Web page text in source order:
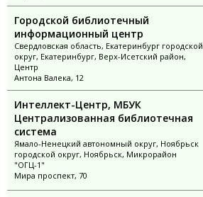
Городской библиотечный
информационный центр
Свердловская область, Екатеринбург городской
округ, Екатеринбург, Верх-Исетский район,
Центр
Антона Валека, 12
Интеллект-Центр, МБУК
Централизованная библиотечная
система
Ямало-Ненецкий автономный округ, Ноябрьск
городской округ, Ноябрьск, Микрорайон
"ОГЦ-1"
Мира проспект, 70